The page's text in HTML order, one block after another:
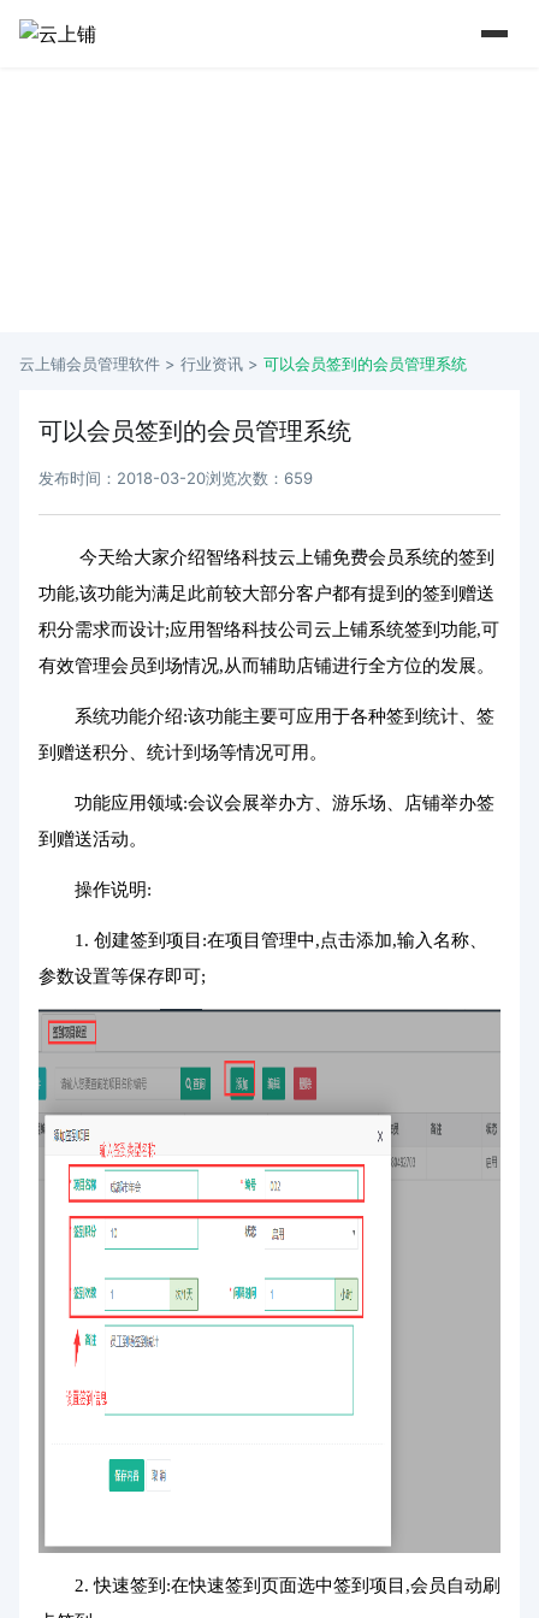
云上铺会员管理软件 > 行业资讯 > 可以会员签到的会员管理系统
可以会员签到的会员管理系统
发布时间：2018-03-20浏览次数：659
今天给大家介绍智络科技云上铺免费会员系统的签到
功能,该功能为满足此前较大部分客户都有提到的签到赠送
积分需求而设计;应用智络科技公司云上铺系统签到功能,可
有效管理会员到场情况,从而辅助店铺进行全方位的发展。
系统功能介绍:该功能主要可应用于各种签到统计、签
到赠送积分、统计到场等情况可用。
功能应用领域:会议会展举办方、游乐场、店铺举办签
到赠送活动。
操作说明:
1. 创建签到项目:在项目管理中,点击添加,输入名称、
参数设置等保存即可;
2. 快速签到:在快速签到页面选中签到项目,会员自动刷